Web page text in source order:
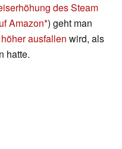
des Steam
Amazon ) geht man
ausfallen wird, als
hatte.